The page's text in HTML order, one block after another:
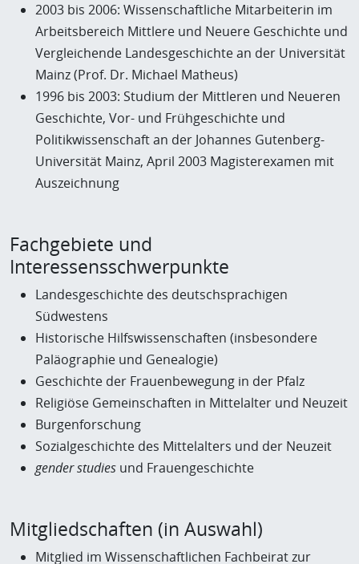
2003 bis 2006: Wissenschaftliche Mitarbeiterin im
Arbeitsbereich Mittlere und Neuere Geschichte und
Vergleichende Landesgeschichte an der Universität
Mainz (Prof. Dr. Michael Matheus)
1996 bis 2003: Studium der Mittleren und Neueren
Geschichte, Vor- und Frühgeschichte und
Politikwissenschaft an der Johannes Gutenberg-
Universität Mainz, April 2003 Magisterexamen mit
Auszeichnung
Fachgebiete und
Interessensschwerpunkte
Landesgeschichte des deutschsprachigen
Südwestens
Historische Hilfswissenschaften (insbesondere
Paläographie und Genealogie)
Geschichte der Frauenbewegung in der Pfalz
Religiöse Gemeinschaften in Mittelalter und Neuzeit
Burgenforschung
Sozialgeschichte des Mittelalters und der Neuzeit
gender studies und Frauengeschichte
Mitgliedschaften (in Auswahl)
Mitglied im Wissenschaftlichen Fachbeirat zur